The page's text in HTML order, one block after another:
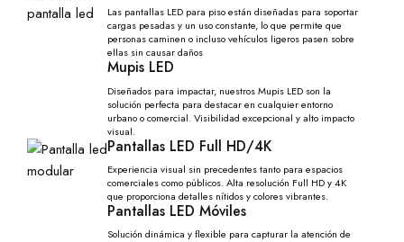
Las pantallas LED para piso están diseñadas para soportar
cargas pesadas y un uso constante, lo que permite que
personas caminen o incluso vehículos ligeros pasen sobre
ellas sin causar daños
Mupis LED
Diseñados para impactar, nuestros Mupis LED son la
solución perfecta para destacar en cualquier entorno
urbano o comercial. Visibilidad excepcional y alto impacto
visual.
Pantallas LED Full HD/4K
Experiencia visual sin precedentes tanto para espacios
comerciales como públicos. Alta resolución Full HD y 4K
que proporciona detalles nítidos y colores vibrantes.
Pantallas LED Móviles
Solución dinámica y flexible para capturar la atención de